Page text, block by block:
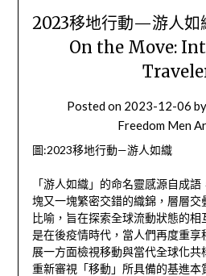
2023移地行動—游人
On the Move:
Posted on 2023-12-06 by
Freedom Men
圖:2023移地行動—游人如織
「游人如織」的命名靈感源自成
塊又一塊繁密交錯的織錦，層層交
比喻，旨在探索全球流動狀態的
是在後疫情時代，當人們再度重享
展一方面檢視移動與當代全球化
重新審視「移動」所具備的基進本